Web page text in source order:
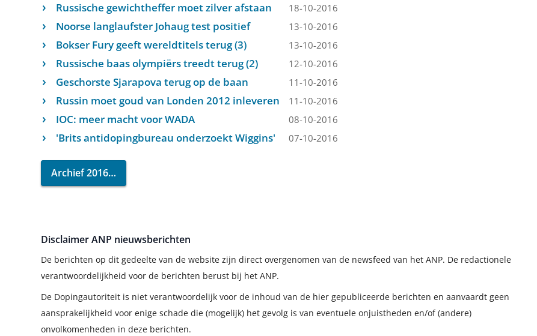
Russische gewichtheffer moet zilver afstaan 18-10-2016
Noorse langlaufster Johaug test positief 13-10-2016
Bokser Fury geeft wereldtitels terug (3) 13-10-2016
Russische baas olympiërs treedt terug (2) 12-10-2016
Geschorste Sjarapova terug op de baan 11-10-2016
Russin moet goud van Londen 2012 inleveren 11-10-2016
IOC: meer macht voor WADA 08-10-2016
'Brits antidopingbureau onderzoekt Wiggins' 07-10-2016
Archief 2016
Disclaimer ANP nieuwsberichten
De berichten op dit gedeelte van de website zijn direct overgenomen van de newsfeed van het ANP. De redactionele
verantwoordelijkheid voor de berichten berust bij het ANP.
De Dopingautoriteit is niet verantwoordelijk voor de inhoud van de hier gepubliceerde berichten en aanvaardt geen
aansprakelijkheid voor enige schade die (mogelijk) het gevolg is van eventuele onjuistheden en/of (andere)
onvolkomenheden in deze berichten.